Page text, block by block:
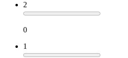
2
0
1